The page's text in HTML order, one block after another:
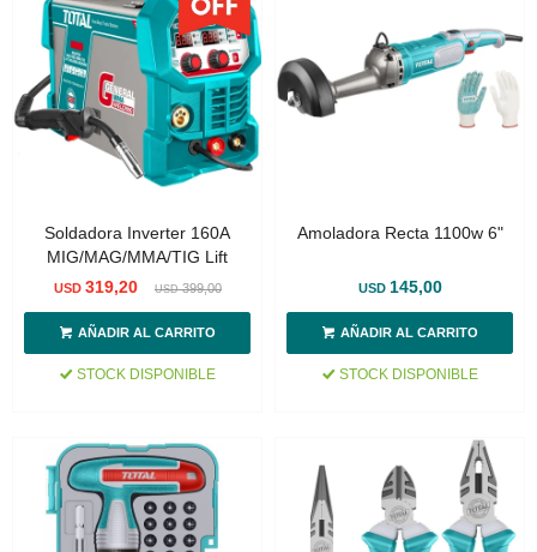
Soldadora Inverter 160A
MIG/MAG/MMA/TIG Lift
USD 319,20 USD 399,00
STOCK DISPONIBLE
Amoladora Recta 1100w 6"
USD 145,00
STOCK DISPONIBLE